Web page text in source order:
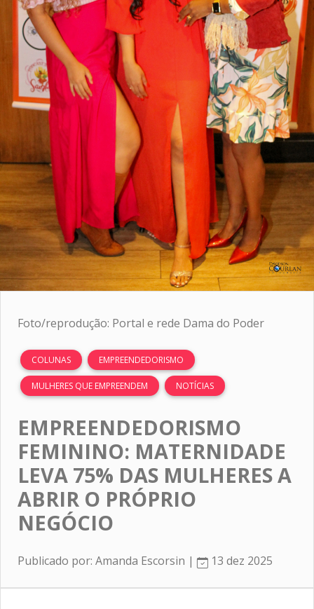
Foto/reprodução: Portal e rede Dama do Poder
COLUNAS EMPREENDEDORISMO
MULHERES QUE EMPREENDEM NOTÍCIAS
EMPREENDEDORISMO
FEMININO: MATERNIDADE
LEVA 75% DAS MULHERES A
ABRIR O PRÓPRIO
NEGÓCIO
Publicado por: Amanda Escorsin | 13 dez 2025